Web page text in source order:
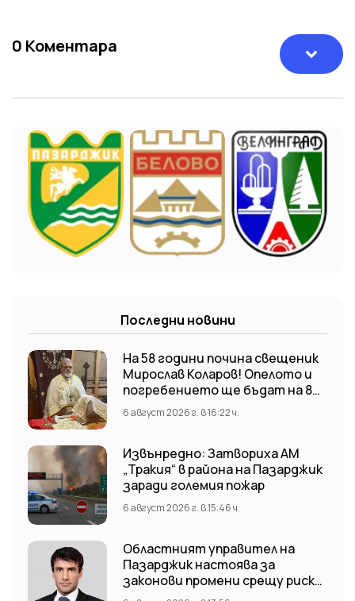
0 Коментара
Последни новини
На 58 години почина свещеник
Мирослав Коларов! Опелото и
погребението ще бъдат на 8
август (събота) от 11:00 часа в
храм “Св. Св. Козма и Дамян”, гр.
6 август 2026 г. в 16:22 ч.
Извънредно: Затвориха АМ
„Тракия“ в района на Пазарджик
заради големия пожар
6 август 2026 г. в 15:46 ч.
Областният управител на
Пазарджик настоява за
законови промени срещу риска
от наводнения